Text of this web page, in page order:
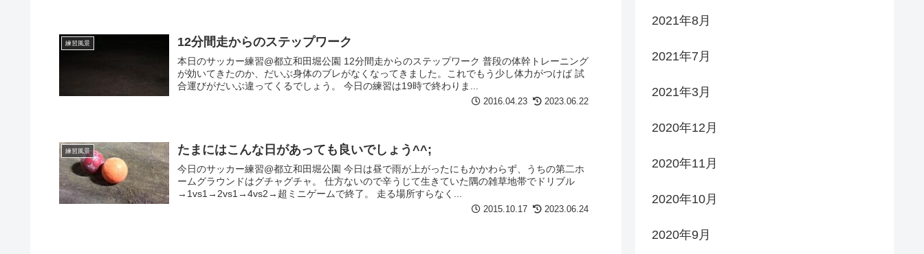
練習風景 12分間走からのステップワーク
本日のサッカー練習@都立和田堀公園 12分間走からのステップワーク 普段の体幹トレーニング
が効いてきたのか、だいぶ身体のブレがなくなってきました。これでもう少し体力がつけば 試
合運びがだいぶ違ってくるでしょう。 今日の練習は19時で終わりま...
2016.04.23 2023.06.22
練習風景 たまにはこんな日があっても良いでしょう^^;
今日のサッカー練習@都立和田堀公園 今日は昼で雨が上がったにもかかわらず、うちの第二ホ
ームグラウンドはグチャグチャ。 仕方ないので辛うじて生きていた隅の雑草地帯でドリブル
→1vs1→2vs1→4vs2→超ミニゲームで終了。 走る場所すらなく...
2015.10.17 2023.06.24
2021年8月
2021年7月
2021年3月
2020年12月
2020年11月
2020年10月
2020年9月